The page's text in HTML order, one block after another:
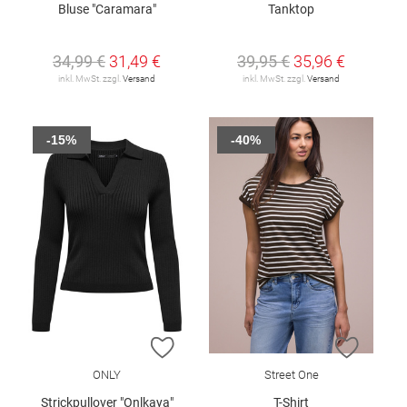
Bluse "Caramara"
34,99 € 31,49 €
inkl. MwSt. zzgl. Versand
Tanktop
39,95 € 35,96 €
inkl. MwSt. zzgl. Versand
ZUR WUNSCHLISTE HINZUFÜGEN
ONLY
Strickpullover "Onlkaya"
-15%
ZUR
Street One
T-Shirt
-40%